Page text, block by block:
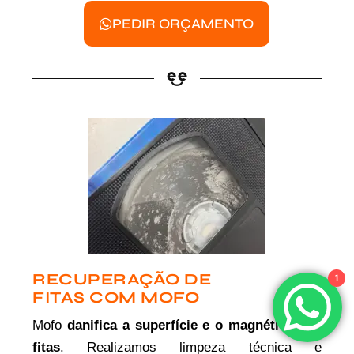
PEDIR ORÇAMENTO
RECUPERAÇÃO DE
FITAS COM MOFO
Mofodanifica a superfície e o magnético das
fitas. Realizamos limpeza técnica e
1